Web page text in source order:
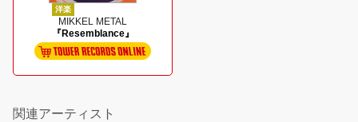
洋楽
MIKKEL METAL
『Resemblance』
関連アーティスト